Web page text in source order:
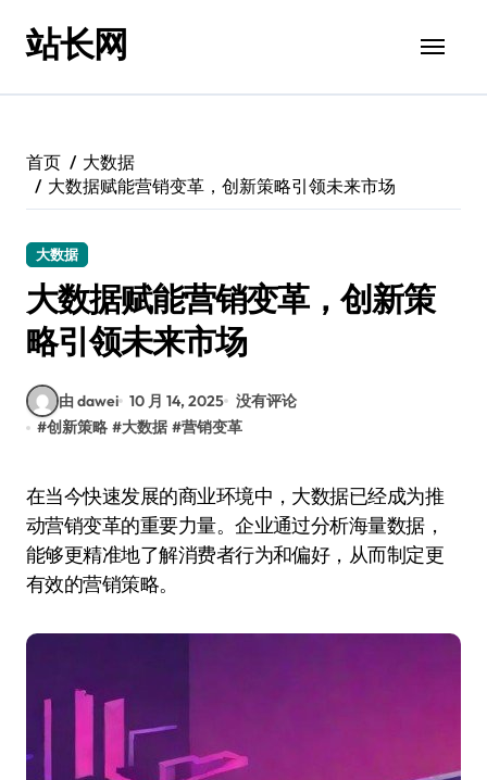
站长网
首页
大数据
大数据赋能营销变革，创新策略引领未来市场
大数据
大数据赋能营销变革，创新策
略引领未来市场
由 dawei 10 月 14, 2025 没有评论
#创新策略 #大数据 #营销变革
在当今快速发展的商业环境中，大数据已经成为推
动营销变革的重要力量。企业通过分析海量数据，
能够更精准地了解消费者行为和偏好，从而制定更
有效的营销策略。